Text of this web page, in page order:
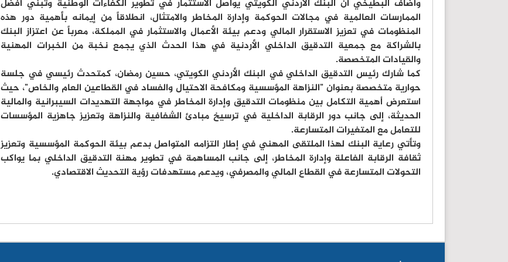
وأضاف البطيخي أن البنك الأردني الكويتي يواصل الاستثمار في تطوير الكفاءات الوطنية وتبني أفضل
الممارسات العالمية في مجالات الحوكمة وإدارة المخاطر والامتثال، انطلاقاً من إيمانه بأهمية دور هذه
المنظومات في تعزيز الاستقرار المالي ودعم بيئة الأعمال والاستثمار في المملكة، معرباً عن اعتزاز البنك
بالشراكة مع جمعية التدقيق الداخلي الأردنية في هذا الحدث الذي يجمع نخبة من الخبرات المهنية
والقيادات المتخصصة.
كما شارك رئيس التدقيق الداخلي في البنك الأردني الكويتي، حسين رمضان، كمتحدث رئيسي في جلسة
حوارية متخصصة بعنوان "النزاهة المؤسسية ومكافحة الاحتيال والفساد في القطاعين العام والخاص"، حيث
استعرض أهمية التكامل بين منظومات التدقيق وإدارة المخاطر في مواجهة التهديدات السيبرانية والمالية
الحديثة، إلى جانب دور الرقابة الداخلية في ترسيخ مبادئ الشفافية والنزاهة وتعزيز جاهزية المؤسسات
للتعامل مع المتغيرات المتسارعة.
وتأتي رعاية البنك لهذا الملتقى المهني في إطار التزامه المتواصل بدعم بيئة الحوكمة المؤسسية وتعزيز
ثقافة الرقابة الفاعلة وإدارة المخاطر، إلى جانب المساهمة في تطوير مهنة التدقيق الداخلي بما يواكب
التحولات المتسارعة في القطاع المالي والمصرفي، ويدعم مستهدفات رؤية التحديث الاقتصادي.